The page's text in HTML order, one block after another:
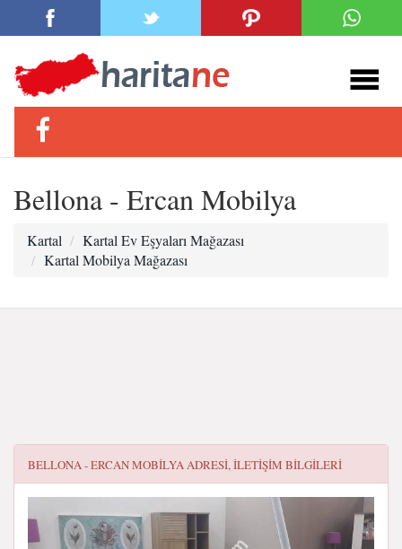
Bellona - Ercan Mobilya
Kartal
Kartal Ev Eşyaları Mağazası
Kartal Mobilya Mağazası
BELLONA - ERCAN MOBILYAADRESI, ILETIŞIM BILGILERI